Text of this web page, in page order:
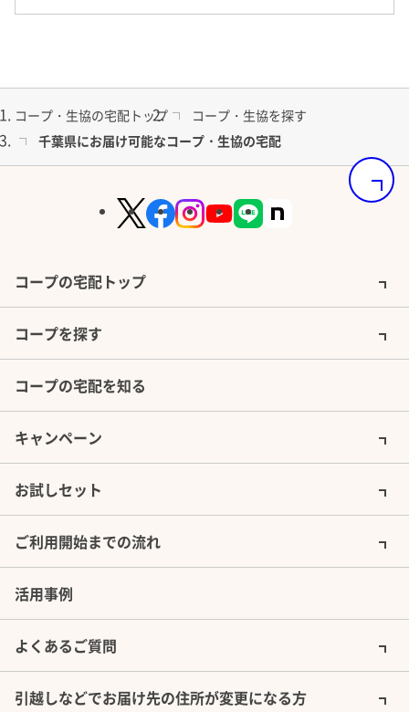
「手間抜き」商品として活用ください。
す。野菜や果物、肉、魚だけでなく、産直素材を原料に使った加
商品の利用を通じて、持続可能な社会の実
現を目指しています
「お米育ち豚プロジェクト」、「ハッピーミルクプロジェクト」
ジェクト」「佐渡トキ応援お米プロジェクト」の4つのプロジェ
作り手と食べ手がともに育むもの
生産者たちと顔が見える関係、パートナーシップを育みながら、
づくりや商品の開発に取り組んでいます。
米・青果は、「コア・フード」「エコ・チャレンジ」という独自
環境への影響が大きい化学合成農薬を避け、化学肥料の削減を
ることをめざしています。
子育て中の家庭にうれしい特典・商品・サ
ポートが充実
小さなお子さんがいる家庭を対象に、手数料の割引制度（最大無
食や農に関するお子様向けイベントも盛り
だくさん
食は命をはぐくむ大切なもの。だからこそこだわりたい。なのは
お子様の健やかな成長を応援しています。※宅配料割引制度あり
生産者の想いがこもった新鮮野菜
生産者たちの「安全な野菜を美味しく食べてほしい」の想いを、
土づくりからこだわった活力のある野菜をお届けします。
無農薬の野菜セットは年間を通して安定した供給を実現していま
コープ・生協の宅配トップ
コープ・生協を探す
千葉県にお届け可能なコープ・生協の宅配
ページ
コープの宅配トップ
コープを探す
コープの宅配を知る
キャンペーン
お試しセット
ご利用開始までの流れ
活用事例
よくあるご質問
引越しなどでお届け先の住所が変更になる方